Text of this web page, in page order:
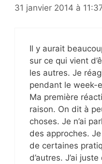
31 janvier 2014 à
Il y aurait
sur ce qui vient
les autres. Je
pendant le week-
Ma première
raison. On dit à
choses. Je n’ai
des approches. Je
de certaines
d’autres. J’ai